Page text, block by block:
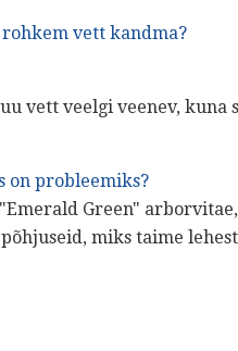
vett kandma?
vett veelgi veenev, kuna
on probleemiks?
Green"
miks taime